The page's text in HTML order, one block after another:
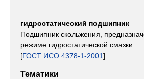
гидростатический подшипник
Подшипник скольжения,
режиме гидростатической смазки.
[ГОСТ ИСО 4378-1-2001]
Тематики